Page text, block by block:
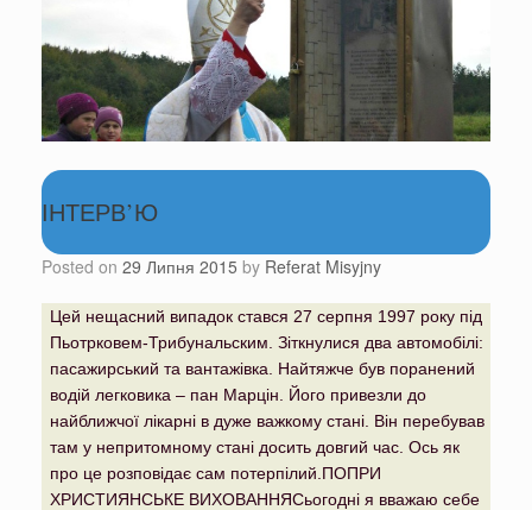
ІНТЕРВ’Ю
Posted on 29 Липня 2015 by Referat Misyjny
Цей нещасний випадок стався 27 серпня 1997 року під
Пьотрковем-Трибунальским. Зіткнулися два автомобілі:
пасажирський та вантажівка. Найтяжче був поранений
водій легковика – пан Марцін. Його привезли до
найближчої лікарні в дуже важкому стані. Він перебував
там у непритомному стані досить довгий час. Ось як
про це розповідає сам потерпілий.ПОПРИ
ХРИСТИЯНСЬКЕ ВИХОВАННЯСьогодні я вважаю себе